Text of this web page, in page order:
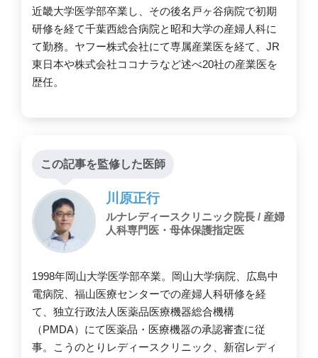
近畿大学医学部卒業し、その後名戸ヶ谷病院で初期
研修を経て千葉西総合病院と昭和大学の産婦人科に
て勤務。ヤフー株式会社にて専属産業医を経て、JR
東日本や株式会社ココナラなど述べ20社の産業医を
歴任。
この記事を監修した医師
川原正行
ルナレディースクリニック院長 / 産婦
人科専門医・母体保護指定医
1998年岡山大学医学部卒業。岡山大学病院、広島中
電病院、福山医療センターでの産婦人科研修を経
て、独立行政法人医薬品医療機器総合機構
（PMDA）にて医薬品・医療機器の承認審査に従
事。こうのとりレディースクリニック、新宿レディ